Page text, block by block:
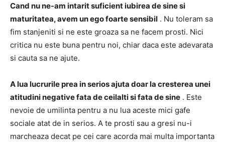
Cand nu ne-am intarit suficient iubirea de sine si
maturitatea, avem un ego foarte sensibil . Nu toleram sa
fim stanjeniti si ne este groaza sa ne facem prosti. Nici
critica nu este buna pentru noi, chiar daca este adevarata
si cauta sa ne ajute.
A lua lucrurile prea in serios ajuta doar la cresterea unei
atitudini negative fata de ceilalti si fata de sine . Este
nevoie de umilinta pentru a nu lua aceste mici gafe
sociale atat de in serios. A te prosti sau a gresi nu-i
marcheaza decat pe cei care acorda mai multa importanta